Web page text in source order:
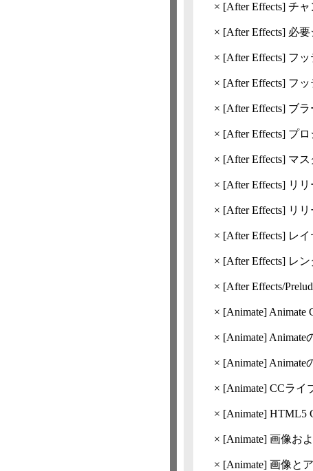
× [After Effects] チャ
× [After Effects] 必要
× [After Effects] フッ
× [After Effects] フッ
× [After Effects] ブラ
× [After Effects] プロ
× [After Effects] マス
× [After Effects] リ
× [After Effects] リ
× [After Effects] レ
× [After Effects] レ
× [After Effects/
× [Animate] Animate
× [Animate] Animate
× [Animate] Animate
× [Animate] CCライ
× [Animate] HTML5
× [Animate] 画像お
× [Animate] 画像と